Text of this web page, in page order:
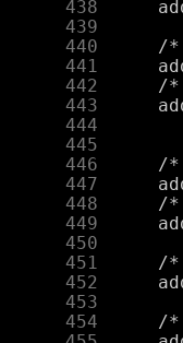
    438
    439
    440
    441
    442
    443
    444
    445
    446
    447
    448
    449
    450
    451
    452
    453
    454